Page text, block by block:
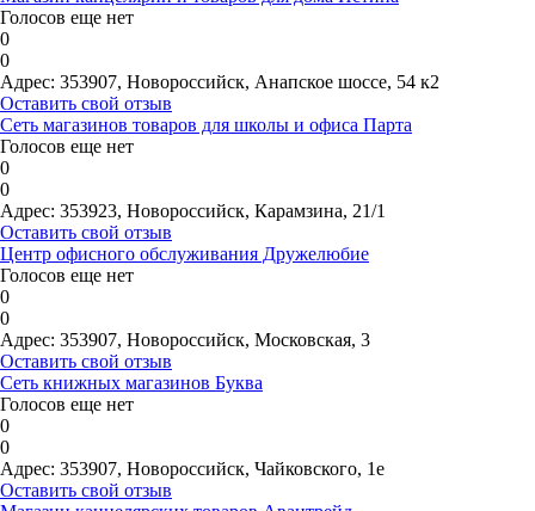
Голосов еще нет
0
0
Адрес: 353907, Новороссийск, Анапское шоссе, 54 к2
Оставить свой отзыв
Сеть магазинов товаров для школы и офиса Парта
Голосов еще нет
0
0
Адрес: 353923, Новороссийск, Карамзина, 21/1
Оставить свой отзыв
Центр офисного обслуживания Дружелюбие
Голосов еще нет
0
0
Адрес: 353907, Новороссийск, Московская, 3
Оставить свой отзыв
Сеть книжных магазинов Буква
Голосов еще нет
0
0
Адрес: 353907, Новороссийск, Чайковского, 1е
Оставить свой отзыв